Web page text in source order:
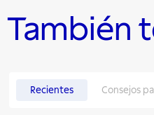
También
Recientes Consejos